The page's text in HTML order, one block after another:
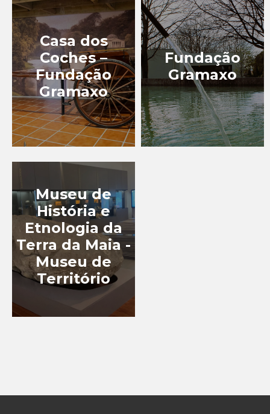
PATRIMÓNIO
INDUSTRIAL
PERCURSOS NA MAIA
TURISMO DE LAZER
TURISMO DE NATUREZA
TURISMO
GASTRONÓMICO
TURISMO INDUSTRIAL
EXPERIÊNCIAS
EVENTOS
Casa dos
Coches –
Fundação
Gramaxo
Fundação
Gramaxo
Museu de
História e
Etnologia da
Terra da Maia -
Museu de
Território